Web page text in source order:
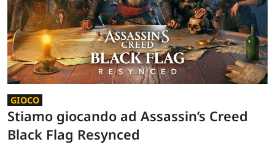
GIOCO
Stiamo giocando ad Assassin’s Creed
Black Flag Resynced